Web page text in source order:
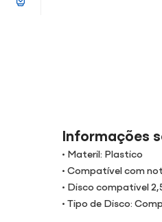
Informações
• Materil: Plastico
• Compatível com
• Disco compativel
• Tipo de Disco: